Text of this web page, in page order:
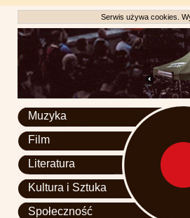
Serwis używa cookies.
Muzyka
Film
Literatura
Kultura i Sztuka
Społeczność